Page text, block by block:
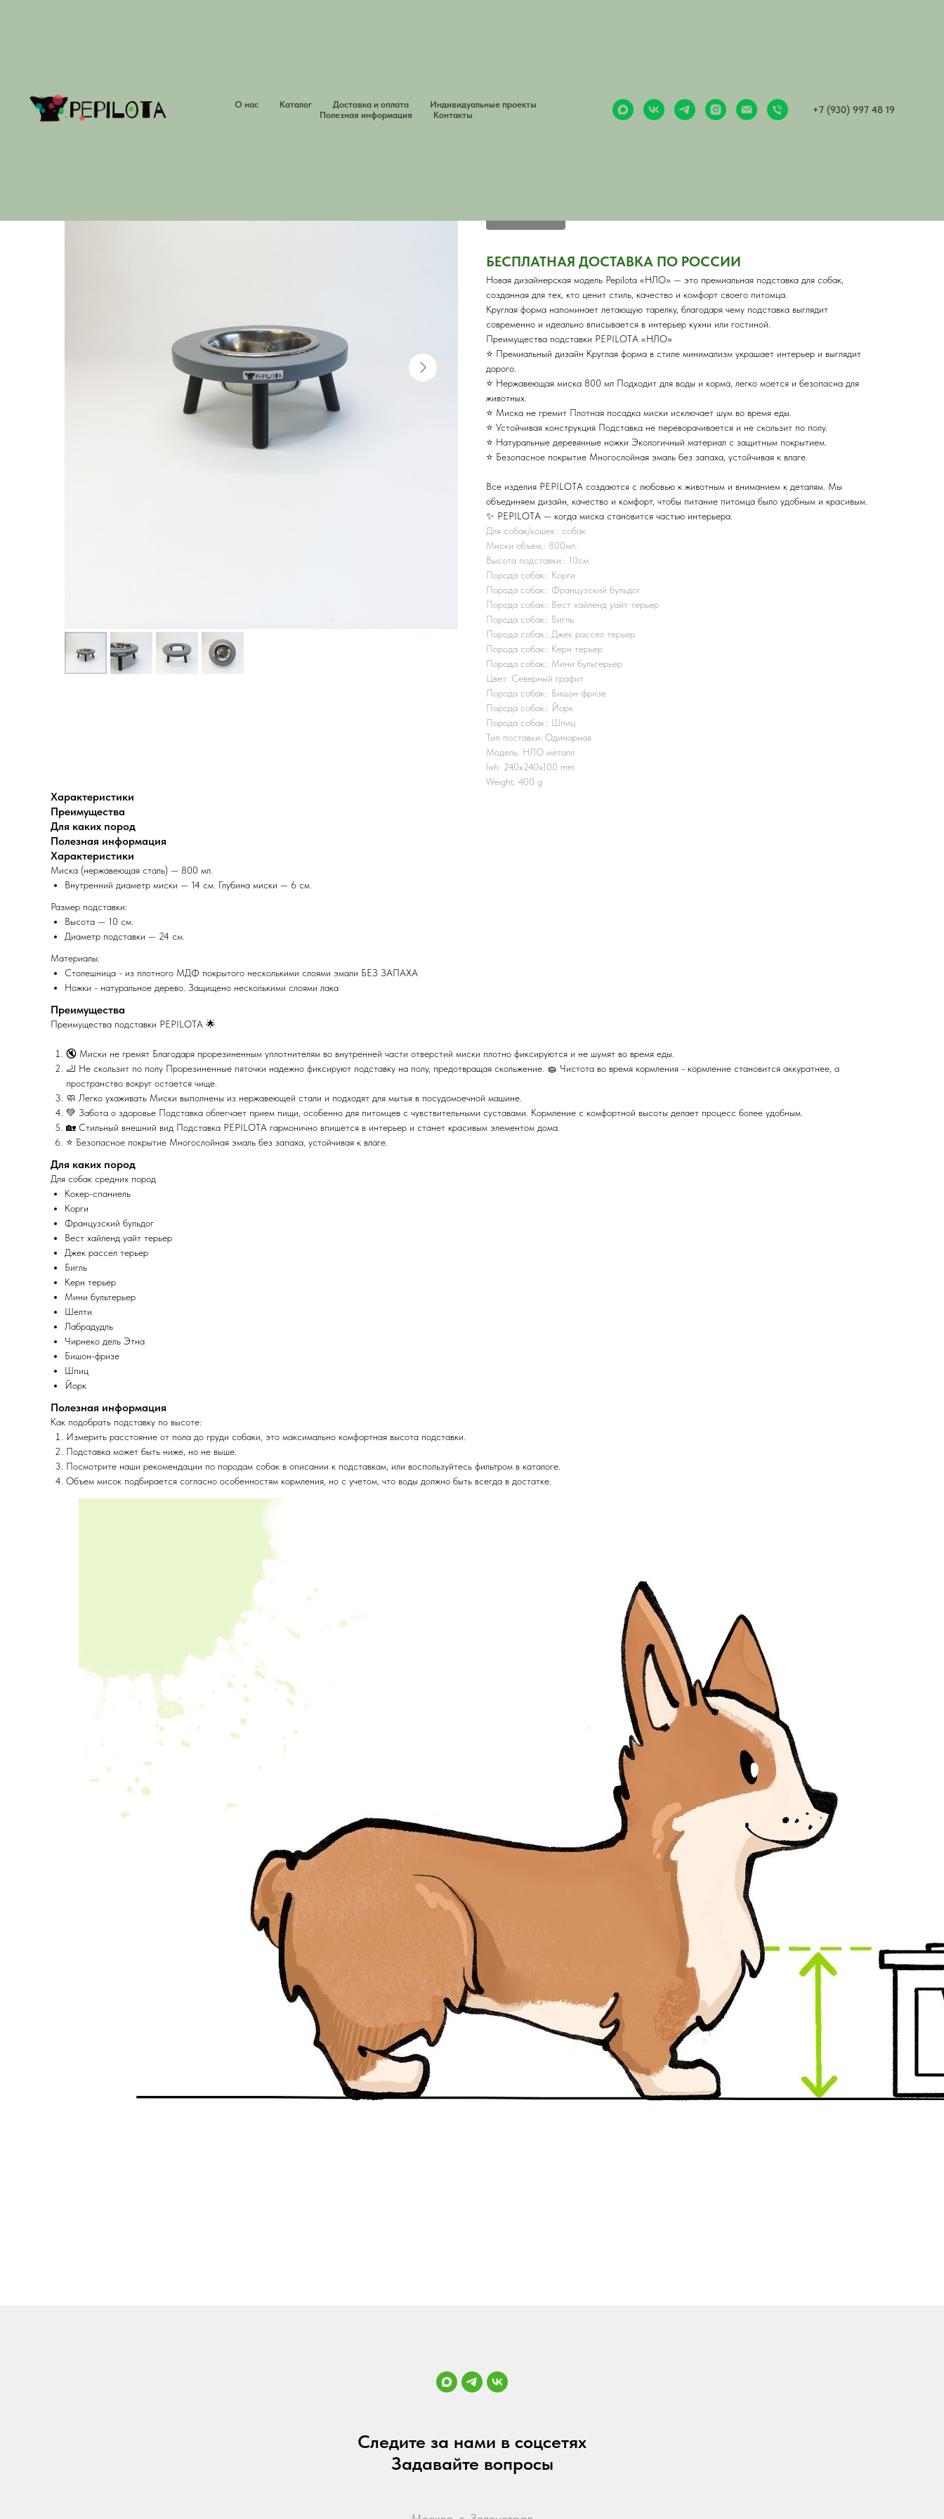
О нас Каталог Доставка и оплата
Индивидуальные проекты
Полезная информация
Контакты +7 (930) 997 48 19
Миска для собак на подставке "НЛО", ц. Северный графит
БЕСПЛАТНАЯ ДОСТАВКА ПО РОССИИ
Новая дизайнерская модель Pepilota «НЛО» — это премиальная подставка для собак,
созданная для тех, кто ценит стиль, качество и комфорт своего питомца.
Круглая форма напоминает летающую тарелку, благодаря чему подставка выглядит
современно и идеально вписывается в интерьер кухни или гостиной.
Преимущества подставки PEPILOTA «НЛО»
⭐ Премиальный дизайн Круглая форма в стиле минимализм украшает интерьер и выглядит
дорого.
⭐ Нержавеющая миска 800 мл Подходит для воды и корма, легко моется и безопасна для
животных.
⭐ Миска не гремит Плотная посадка миски исключает шум во время еды.
⭐ Устойчивая конструкция Подставка не переворачивается и не скользит по полу.
⭐ Натуральные деревянные ножки Экологичный материал с защитным покрытием.
⭐ Безопасное покрытие Многослойная эмаль без запаха, устойчивая к влаге.
Все изделия PEPILOTA создаются с любовью к животным и вниманием к деталям. Мы
объединяем дизайн, качество и комфорт, чтобы питание питомца было удобным и красивым.
✨ PEPILOTA — когда миска становится частью интерьера.
Для собак/кошек:: собак
Миски объем:: 800мл.
Высота подставки:: 10см.
Порода собак:: Корги
Порода собак:: Французский бульдог
Порода собак:: Вест хайленд уайт терьер
Порода собак:: Бигль
Порода собак:: Джек рассел терьер
Порода собак:: Керн терьер
Порода собак:: Мини бультерьер
Цвет: Северный графит
Порода собак:: Бишон-фризе
Порода собак:: Йорк
Порода собак:: Шпиц
Тип поставки: Одинарная
Модель: НЛО металл
lwh: 240x240x100 mm
Weight: 400 g
Характеристики
Преимущества
Для каких пород
Полезная информация
Характеристики
Миска (нержавеющая сталь) — 800 мл.
Внутренний диаметр миски — 14 см. Глубина миски — 6 см.
Размер подставки:
Высота — 10 см.
Диаметр подставки — 24 см.
Материалы:
Столешница - из плотного МДФ покрытого несколькими слоями эмали БЕЗ ЗАПАХА
Ножки - натуральное дерево. Защищено несколькими слоями лака
Преимущества
Преимущества подставки PEPILOTA 🌟
🔇 Миски не гремят Благодаря прорезиненным уплотнителям во внутренней части отверстий миски плотно фиксируются и не шумят во время еды.
🦶 Не скользит по полу Прорезиненные пяточки надежно фиксируют подставку на полу, предотвращая скольжение. 🧽 Чистота во время кормления - кормление становится аккуратнее, а
пространство вокруг остается чище.
🧼 Легко ухаживать Миски выполнены из нержавеющей стали и подходят для мытья в посудомоечной машине.
💚 Забота о здоровье Подставка облегчает прием пищи, особенно для питомцев с чувствительными суставами. Кормление с комфортной высоты делает процесс более удобным.
🏡 Стильный внешний вид Подставка PEPILOTA гармонично впишется в интерьер и станет красивым элементом дома.
⭐ Безопасное покрытие Многослойная эмаль без запаха, устойчивая к влаге.
Для каких пород
Для собак средних пород
Кокер-спаниель
Корги
Французский бульдог
Вест хайленд уайт терьер
Джек рассел терьер
Бигль
Керн терьер
Мини бультерьер
Шелти
Лабрадудль
Чирнеко дель Этна
Бишон-фризе
Шпиц
Йорк
Полезная информация
Как подобрать подставку по высоте:
Измерить расстояние от пола до груди собаки, это максимально комфортная высота подставки.
Подставка может быть ниже, но не выше.
Посмотрите наши рекомендации по породам собак в описании к подставкам, или воспользуйтесь фильтром в каталоге.
Объем мисок подбирается согласно особенностям кормления, но с учетом, что воды должно быть всегда в достатке.
Следите за нами в соцсетях
Задавайте вопросы